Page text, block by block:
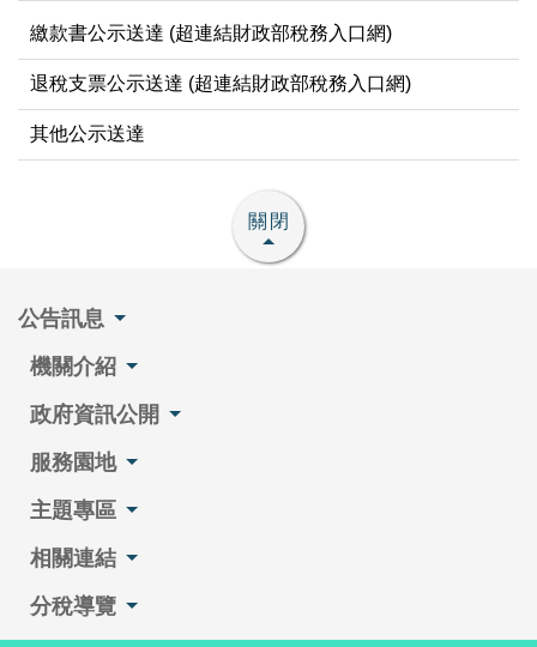
繳款書公示送達 (超連結財政部稅務入口網)
退稅支票公示送達 (超連結財政部稅務入口網)
其他公示送達
關閉
公告訊息
機關介紹
政府資訊公開
服務園地
主題專區
相關連結
分稅導覽